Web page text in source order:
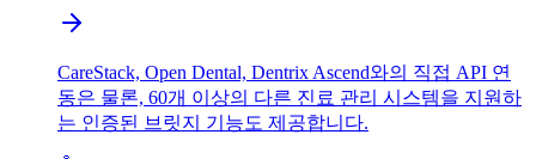
CareStack, Open Dental, Dentrix Ascend와의 직접 API 연
동은 물론, 60개 이상의 다른 진료 관리 시스템을 지원하
는 인증된 브릿지 기능도 제공합니다.